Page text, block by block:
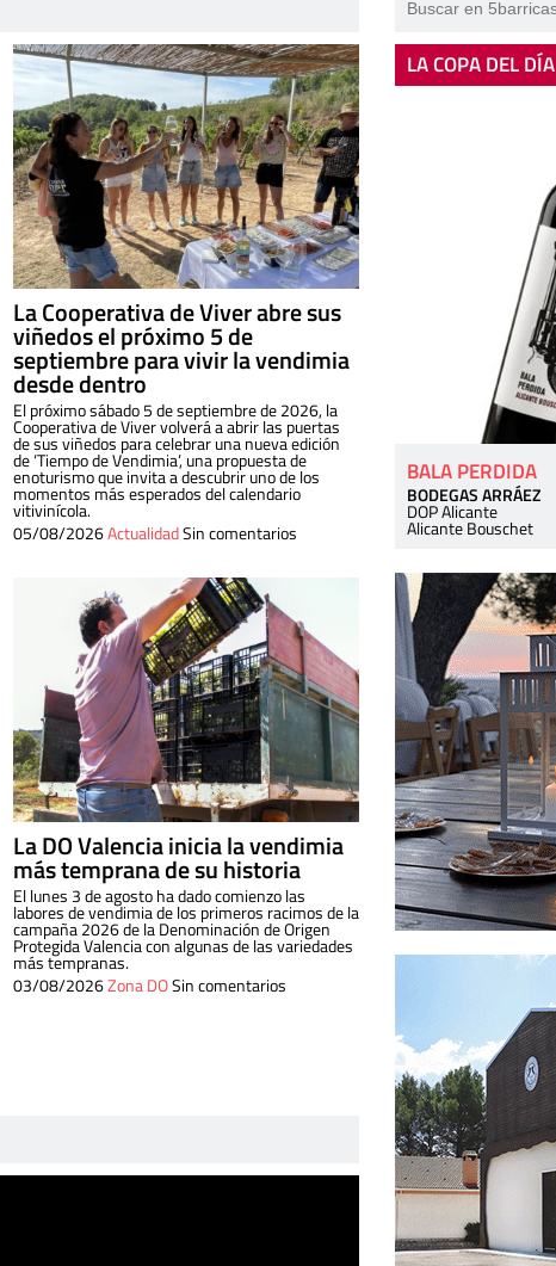
La Cooperativa de Viver abre sus
viñedos el próximo 5 de
septiembre para vivir la vendimia
desde dentro
El próximo sábado 5 de septiembre de 2026, la
Cooperativa de Viver volverá a abrir las puertas
de sus viñedos para celebrar una nueva edición
de ‘Tiempo de Vendimia’, una propuesta de
enoturismo que invita a descubrir uno de los
momentos más esperados del calendario
vitivinícola.
05/08/2026ActualidadSin comentarios
La DO Valencia inicia la vendimia
más temprana de su historia
El lunes 3 de agosto ha dado comienzo las
labores de vendimia de los primeros racimos de la
campaña 2026 de la Denominación de Origen
Protegida Valencia con algunas de las variedades
más tempranas.
03/08/2026Zona DOSin comentarios
LA COPA DEL DÍA
BALA PERDIDA
BODEGAS ARRÁEZ
DOP Alicante
Alicante Bouschet